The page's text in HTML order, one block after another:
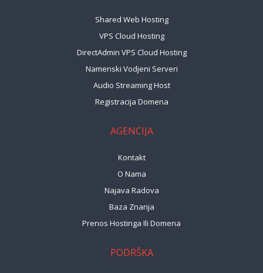
Shared Web Hosting
VPS Cloud Hosting
DirectAdmin VPS Cloud Hosting
Namenski Vodjeni Serveri
Audio Streaming Host
Registracija Domena
AGENCIJA
Kontakt
O Nama
Najava Radova
Baza Znanja
Prenos Hostinga Ili Domena
PODRŠKA